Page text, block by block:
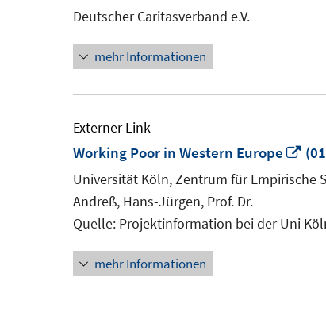
Deutscher Caritasverband e.V.
mehr Informationen
Externer Link
Working Poor in Western Europe
In
Universität Köln, Zentrum für Empirische
Andreß, Hans-Jürgen, Prof. Dr.
Quelle: Projektinformation bei der Uni
mehr Informationen